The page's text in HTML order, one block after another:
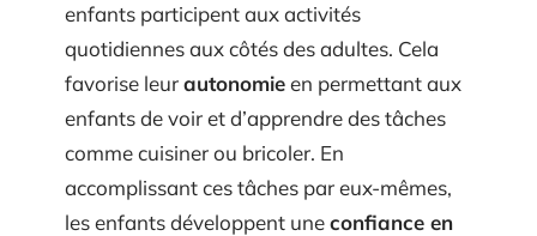
enfants participent aux activités
quotidiennes aux côtés des adultes. Cela
favorise leurautonomieen permettant aux
enfants de voir et d’apprendre des tâches
comme cuisiner ou bricoler. En
accomplissant ces tâches par eux-mêmes,
les enfants développent uneconfiance en